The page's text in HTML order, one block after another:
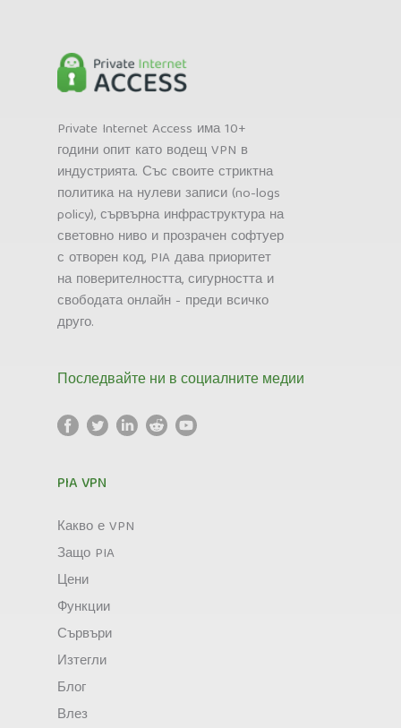
Private Internet Access има 10+
години опит като водещ VPN в
индустрията. Със своите стриктна
политика на нулеви записи (no-logs
policy), сървърна инфраструктура на
световно ниво и прозрачен софтуер
с отворен код, PIA дава приоритет
на поверителността, сигурността и
свободата онлайн - преди всичко
друго.
Последвайте ни в социалните медии
PIA VPN
Какво е VPN
Защо PIA
Цени
Функции
Сървъри
Изтегли
Блог
Влез